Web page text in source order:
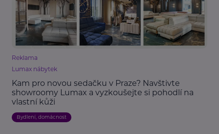
Reklama
Lumax nábytek
Kam pro novou sedačku v Praze? Navštivte
showroomy Lumax a vyzkoušejte si pohodlí na
vlastní kůži
Bydlení, domácnost